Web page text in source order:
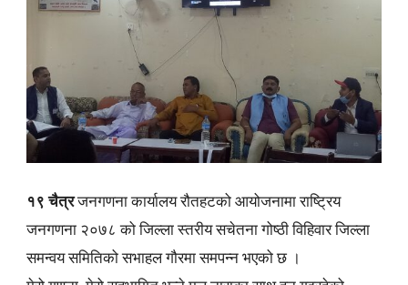
१९ चैत्रजनगणना कार्यालय रौतहटको आयोजनामा राष्ट्रिय
जनगणना २०७८ को जिल्ला स्तरीय सचेतना गोष्ठी विहिवार जिल्ला
समन्वय समितिको सभाहल गौरमा समपन्न भएको छ ।